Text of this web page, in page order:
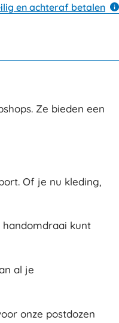
en achteraf betalen
Ze bieden een
Of je nu kleding,
kunt
al je
onze postdozen